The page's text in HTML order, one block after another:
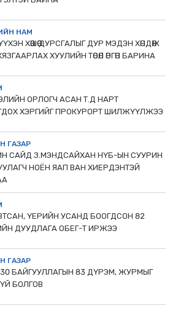
НАМ
ХӨШӨӨ ДУРСГАЛЫГ ДУР МЭДЭН ХӨНДӨЖ
ХЯЗГААРЛАХ ХУУЛИЙН ТӨСӨЛ ӨРГӨН БАРИНА
ОРЛОГЧ АСАН Т.Д НАРТ
ХЭРГИЙГ ПРОКУРОРТ ШИЛЖҮҮЛЖЭЭ
ГАЗАР
САЙД З.МЭНДСАЙХАН НҮБ-ЫН СУУРИН
НОЁН ЯАП ВАН ХИЕРДЭНТЭЙ
ҮЕРИЙН УСАНД БООГДСОН 82
ДУУДЛАГА ОБЕГ-Т ИРЖЭЭ
ГАЗАР
БАЙГУУЛЛАГЫН 83 ДҮРЭМ, ЖУРМЫГ
БОЛГОВ